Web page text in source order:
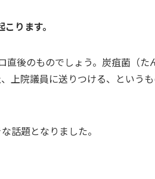
ります。
後のものでしょう。炭疽菌（た
上院議員に送りつける、という
話題となりました。